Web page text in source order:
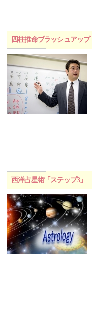
四柱推命ブラッシュアッ
西洋占星術「ステップ3」